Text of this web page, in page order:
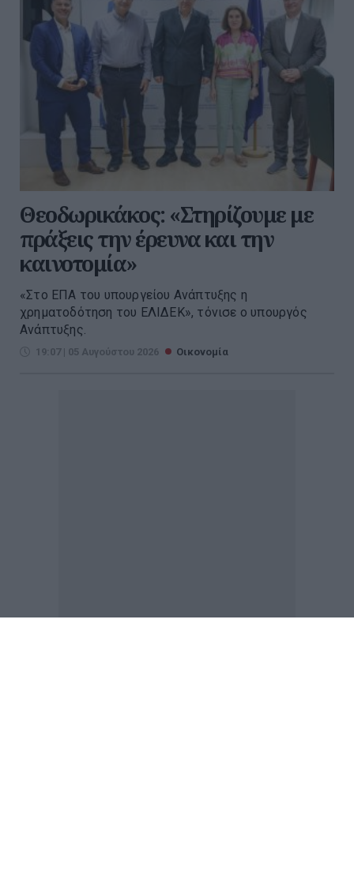
Θεοδωρικάκος: «Στηρίζουμε με
πράξεις την έρευνα και την
καινοτομία»
«Στο ΕΠΑ του υπουργείου Ανάπτυξης η
χρηματοδότηση του ΕΛΙΔΕΚ», τόνισε ο υπουργός
Ανάπτυξης.
19:07 | 05 Αυγούστου 2026 Οικονομία